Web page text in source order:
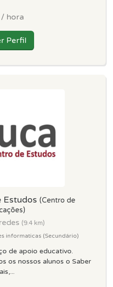
/ hora
Perfil
Estudos (Centro de
(9.4 km)
informaticas (Secundário)
de apoio educativo.
os nossos alunos o Saber